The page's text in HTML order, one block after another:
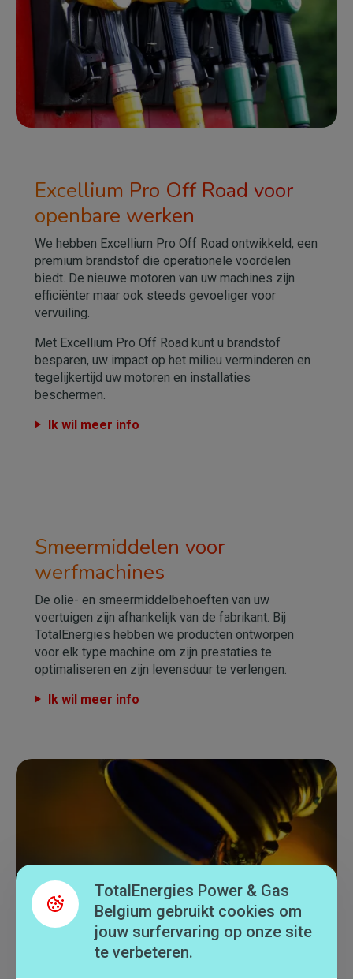
Excellium Pro Off Road voor
openbare werken
We hebben Excellium Pro Off Road ontwikkeld, een
premium brandstof die operationele voordelen
biedt. De nieuwe motoren van uw machines zijn
efficiënter maar ook steeds gevoeliger voor
vervuiling.
Met Excellium Pro Off Road kunt u brandstof
besparen, uw impact op het milieu verminderen en
tegelijkertijd uw motoren en installaties
beschermen.
Ik wil meer info
Smeermiddelen voor
werfmachines
De olie- en smeermiddelbehoeften van uw
voertuigen zijn afhankelijk van de fabrikant. Bij
TotalEnergies hebben we producten ontworpen
voor elk type machine om zijn prestaties te
optimaliseren en zijn levensduur te verlengen.
Ik wil meer info
Afbeelding
TotalEnergies Power & Gas
Belgium gebruikt cookies om
jouw surfervaring op onze site
te verbeteren.